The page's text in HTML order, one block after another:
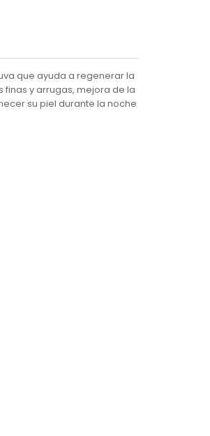
que ayuda a regenerar la
y arrugas, mejora de la
su piel durante la noche